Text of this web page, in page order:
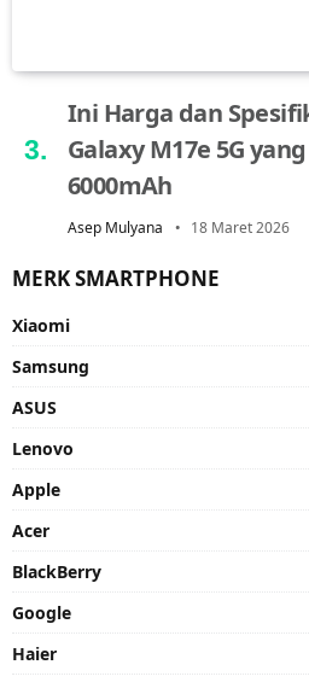
Ini Harga dan
Galaxy M17e 5G
6000mAh
Asep Mulyana 18 Maret 2026
MERK SMARTPHONE
Xiaomi
Samsung
ASUS
Lenovo
Apple
Acer
BlackBerry
Google
Haier